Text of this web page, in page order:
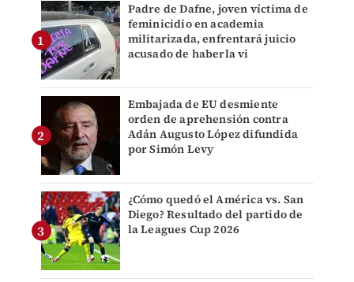
Padre de Dafne, joven víctima de
feminicidio en academia
militarizada, enfrentará juicio
acusado de haberla vi
Embajada de EU desmiente
orden de aprehensión contra
Adán Augusto López difundida
por Simón Levy
¿Cómo quedó el América vs. San
Diego? Resultado del partido de
la Leagues Cup 2026